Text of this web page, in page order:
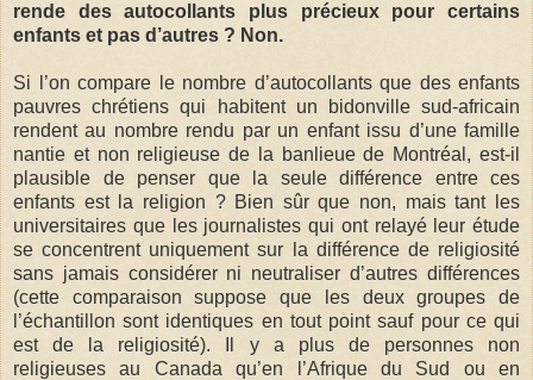
rende des autocollants plus précieux pour certains
enfants et pas d’autres ? Non.
Si l’on compare le nombre d’autocollants que des enfants
pauvres chrétiens qui habitent un bidonville sud-africain
rendent au nombre rendu par un enfant issu d’une famille
nantie et non religieuse de la banlieue de Montréal, est-il
plausible de penser que la seule différence entre ces
enfants est la religion ? Bien sûr que non, mais tant les
universitaires que les journalistes qui ont relayé leur étude
se concentrent uniquement sur la différence de religiosité
sans jamais considérer ni neutraliser d’autres différences
(cette comparaison suppose que les deux groupes de
l’échantillon sont identiques en tout point sauf pour ce qui
est de la religiosité). Il y a plus de personnes non
religieuses au Canada qu’en l’Afrique du Sud ou en